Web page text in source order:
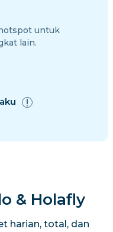
untuk
lain.
& Holafly
harian, total, dan